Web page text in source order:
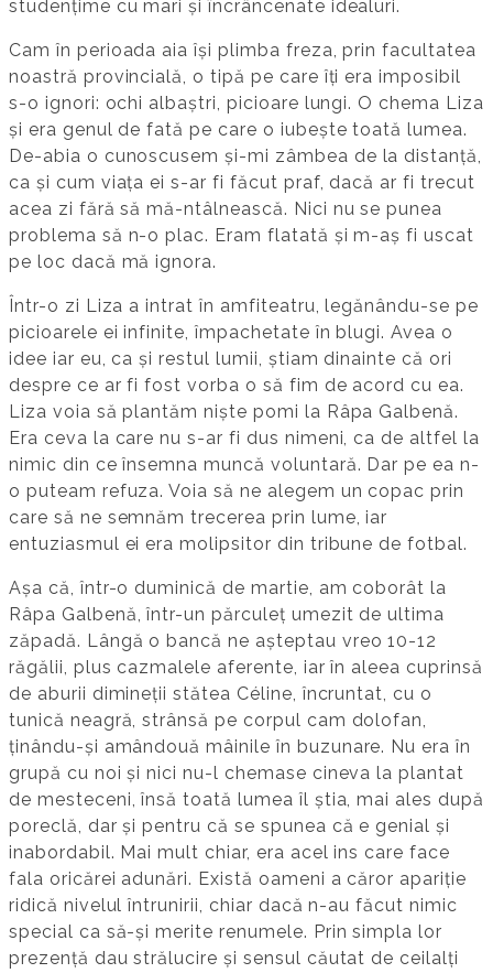
studențime cu mari și încrâncenate idealuri.
Cam în perioada aia își plimba freza, prin facultatea
noastră provincială, o tipă pe care îți era imposibil
s-o ignori: ochi albaștri, picioare lungi. O chema Liza
și era genul de fată pe care o iubește toată lumea.
De-abia o cunoscusem și-mi zâmbea de la distanță,
ca și cum viața ei s-ar fi făcut praf, dacă ar fi trecut
acea zi fără să mă-ntâlnească. Nici nu se punea
problema să n-o plac. Eram flatată și m-aș fi uscat
pe loc dacă mă ignora.
Într-o zi Liza a intrat în amfiteatru, legănându-se pe
picioarele ei infinite, împachetate în blugi. Avea o
idee iar eu, ca și restul lumii, știam dinainte că ori
despre ce ar fi fost vorba o să fim de acord cu ea.
Liza voia să plantăm niște pomi la Râpa Galbenă.
Era ceva la care nu s-ar fi dus nimeni, ca de altfel la
nimic din ce însemna muncă voluntară. Dar pe ea n-
o puteam refuza. Voia să ne alegem un copac prin
care să ne semnăm trecerea prin lume, iar
entuziasmul ei era molipsitor din tribune de fotbal.
Așa că, într-o duminică de martie, am coborât la
Râpa Galbenă, într-un părculeț umezit de ultima
zăpadă. Lângă o bancă ne așteptau vreo 10-12
răgălii, plus cazmalele aferente, iar în aleea cuprinsă
de aburii dimineții stătea Céline, încruntat, cu o
tunică neagră, strânsă pe corpul cam dolofan,
ținându-și amândouă mâinile în buzunare. Nu era în
grupă cu noi și nici nu-l chemase cineva la plantat
de mesteceni, însă toată lumea îl știa, mai ales după
poreclă, dar și pentru că se spunea că e genial și
inabordabil. Mai mult chiar, era acel ins care face
fala oricărei adunări. Există oameni a căror apariție
ridică nivelul întrunirii, chiar dacă n-au făcut nimic
special ca să-și merite renumele. Prin simpla lor
prezență dau strălucire și sensul căutat de ceilalți